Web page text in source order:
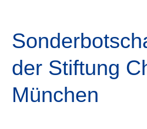
der Stiftung
München